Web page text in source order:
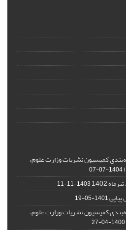
کمیسیون نشریات وزارت علوم،
1404-07-07
1402
1403-11-11
1401-05-19
کمیسیون نشریات وزارت علوم،
1400-04-27